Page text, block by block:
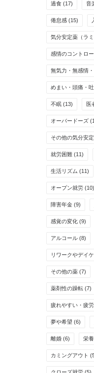
過食 (17) 音
倦怠感 (15)
気分安定薬（ラミ
感情のコントロ
無気力・無感情
めまい・頭痛・
不眠 (13) 医
オーバードーズ
その他の気分安
就労困難 (11)
生活リズム (11)
オープン就労 (10)
障害年金 (9)
感覚の変化 (9)
アルコール (8)
リワークやデイ
その他の薬 (7)
薬剤性の躁転 (7)
疲れやすい・疲
夢や希望 (6)
離婚 (6) 栄
カミングアウト